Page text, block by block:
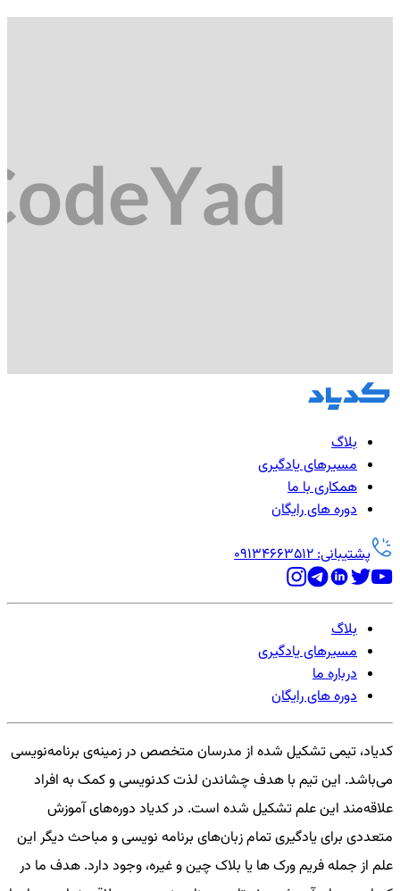
بلاگ
مسیرهای یادگیری
همکاری با ما
دوره های رایگان
پشتیبانی: 09134663512
بلاگ
مسیرهای یادگیری
درباره ما
دوره های رایگان
کدیاد، تیمی تشکیل شده از مدرسان متخصص در زمینه‌ی برنامه‌نویسی
می‌باشد. این تیم با هدف چشاندن لذت کدنویسی و کمک به افراد
علاقه‌مند این علم تشکیل شده است. در کدیاد دوره‌های آموزش
متعددی برای یادگیری تمام زبان‌های برنامه نویسی و مباحث دیگر این
علم از جمله فریم ورک ها یا بلاک چین و غیره، وجود دارد. هدف ما در